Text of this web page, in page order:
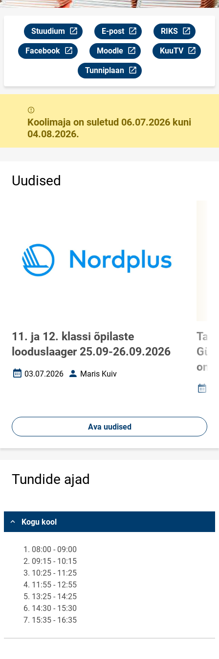
Stuudium
Link avaneb uuel leheküljel
E-post
Link avaneb uuel leheküljel
RIKS
Link avaneb
Facebook
Link avaneb uuel leheküljel
Moodle
Link avaneb uuel leheküljel
KuuTV
Link avaneb
Tunniplaan
Link avaneb uuel leheküljel
Koolimaja on suletud 06.07.2026 kuni
04.08.2026.
Uudised
11. ja 12. klassi õpilaste
looduslaager 25.09-26.09.2026
Loomise kuupäev
03.07.2026 AutorMaris Kuiv
on
Ava uudised
Tundide ajad
Kogu kool
1. 08:00 - 09:00
2. 09:15 - 10:15
3. 10:25 - 11:25
4. 11:55 - 12:55
5. 13:25 - 14:25
6. 14:30 - 15:30
7. 15:35 - 16:35